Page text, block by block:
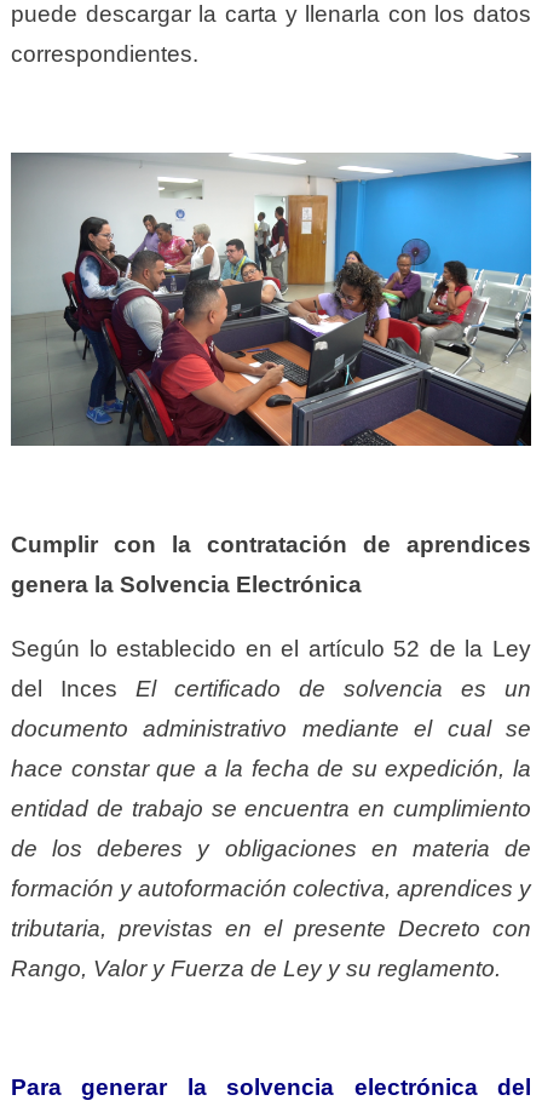
puede descargar la carta y llenarla con los datos
correspondientes.
Cumplir con la contratación de aprendices
genera la Solvencia Electrónica
Según lo establecido en el artículo 52 de la Ley
del Inces El certificado de solvencia es un
documento administrativo mediante el cual se
hace constar que a la fecha de su expedición, la
entidad de trabajo se encuentra en cumplimiento
de los deberes y obligaciones en materia de
formación y autoformación colectiva, aprendices y
tributaria, previstas en el presente Decreto con
Rango, Valor y Fuerza de Ley y su reglamento.
Para generar la solvencia electrónica del